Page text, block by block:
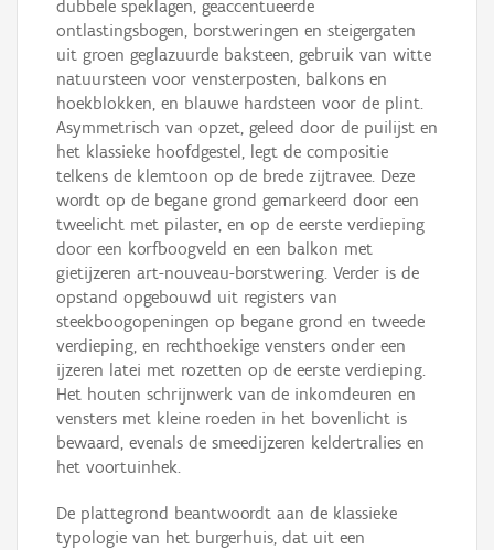
dubbele speklagen, geaccentueerde
ontlastingsbogen, borstweringen en steigergaten
uit groen geglazuurde baksteen, gebruik van witte
natuursteen voor vensterposten, balkons en
hoekblokken, en blauwe hardsteen voor de plint.
Asymmetrisch van opzet, geleed door de puilijst en
het klassieke hoofdgestel, legt de compositie
telkens de klemtoon op de brede zijtravee. Deze
wordt op de begane grond gemarkeerd door een
tweelicht met pilaster, en op de eerste verdieping
door een korfboogveld en een balkon met
gietijzeren art-nouveau-borstwering. Verder is de
opstand opgebouwd uit registers van
steekboogopeningen op begane grond en tweede
verdieping, en rechthoekige vensters onder een
ijzeren latei met rozetten op de eerste verdieping.
Het houten schrijnwerk van de inkomdeuren en
vensters met kleine roeden in het bovenlicht is
bewaard, evenals de smeedijzeren keldertralies en
het voortuinhek.
De plattegrond beantwoordt aan de klassieke
typologie van het burgerhuis, dat uit een